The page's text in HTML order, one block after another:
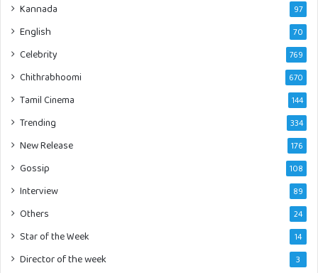
Kannada 97
English 70
Celebrity 769
Chithrabhoomi 670
Tamil Cinema 144
Trending 334
New Release 176
Gossip 108
Interview 89
Others 24
Star of the Week 14
Director of the week 3